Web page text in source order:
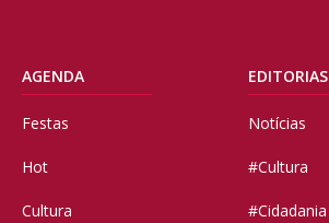
AGENDA
Festas
Hot
Cultura
EDITORIAS
Notícias
#Cultura
#Cidadania